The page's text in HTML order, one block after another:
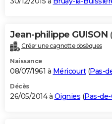
Jean-philippe GUISON
Créer une cagnotte obsèques
Naissance
08/07/1961 à Méricourt(Pas-
Décès
26/05/2014 à Oignies (Pas-de-